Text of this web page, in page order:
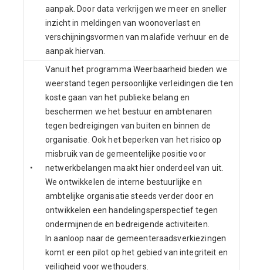
aanpak. Door data verkrijgen we meer en sneller
inzicht in meldingen van woonoverlast en
verschijningsvormen van malafide verhuur en de
aanpak hiervan.
•
Vanuit het programma Weerbaarheid bieden we
weerstand tegen persoonlijke verleidingen die ten
koste gaan van het publieke belang en
beschermen we het bestuur en ambtenaren
tegen bedreigingen van buiten en binnen de
organisatie. Ook het beperken van het risico op
misbruik van de gemeentelijke positie voor
netwerkbelangen maakt hier onderdeel van uit.
We ontwikkelen de interne bestuurlijke en
ambtelijke organisatie steeds verder door en
ontwikkelen een handelingsperspectief tegen
ondermijnende en bedreigende activiteiten.
In aanloop naar de gemeenteraadsverkiezingen
komt er een pilot op het gebied van integriteit en
veiligheid voor wethouders.